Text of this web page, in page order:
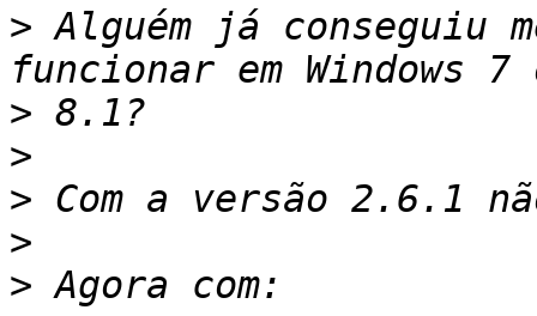
> Alguém já conseguiu
>
>
>
>
>